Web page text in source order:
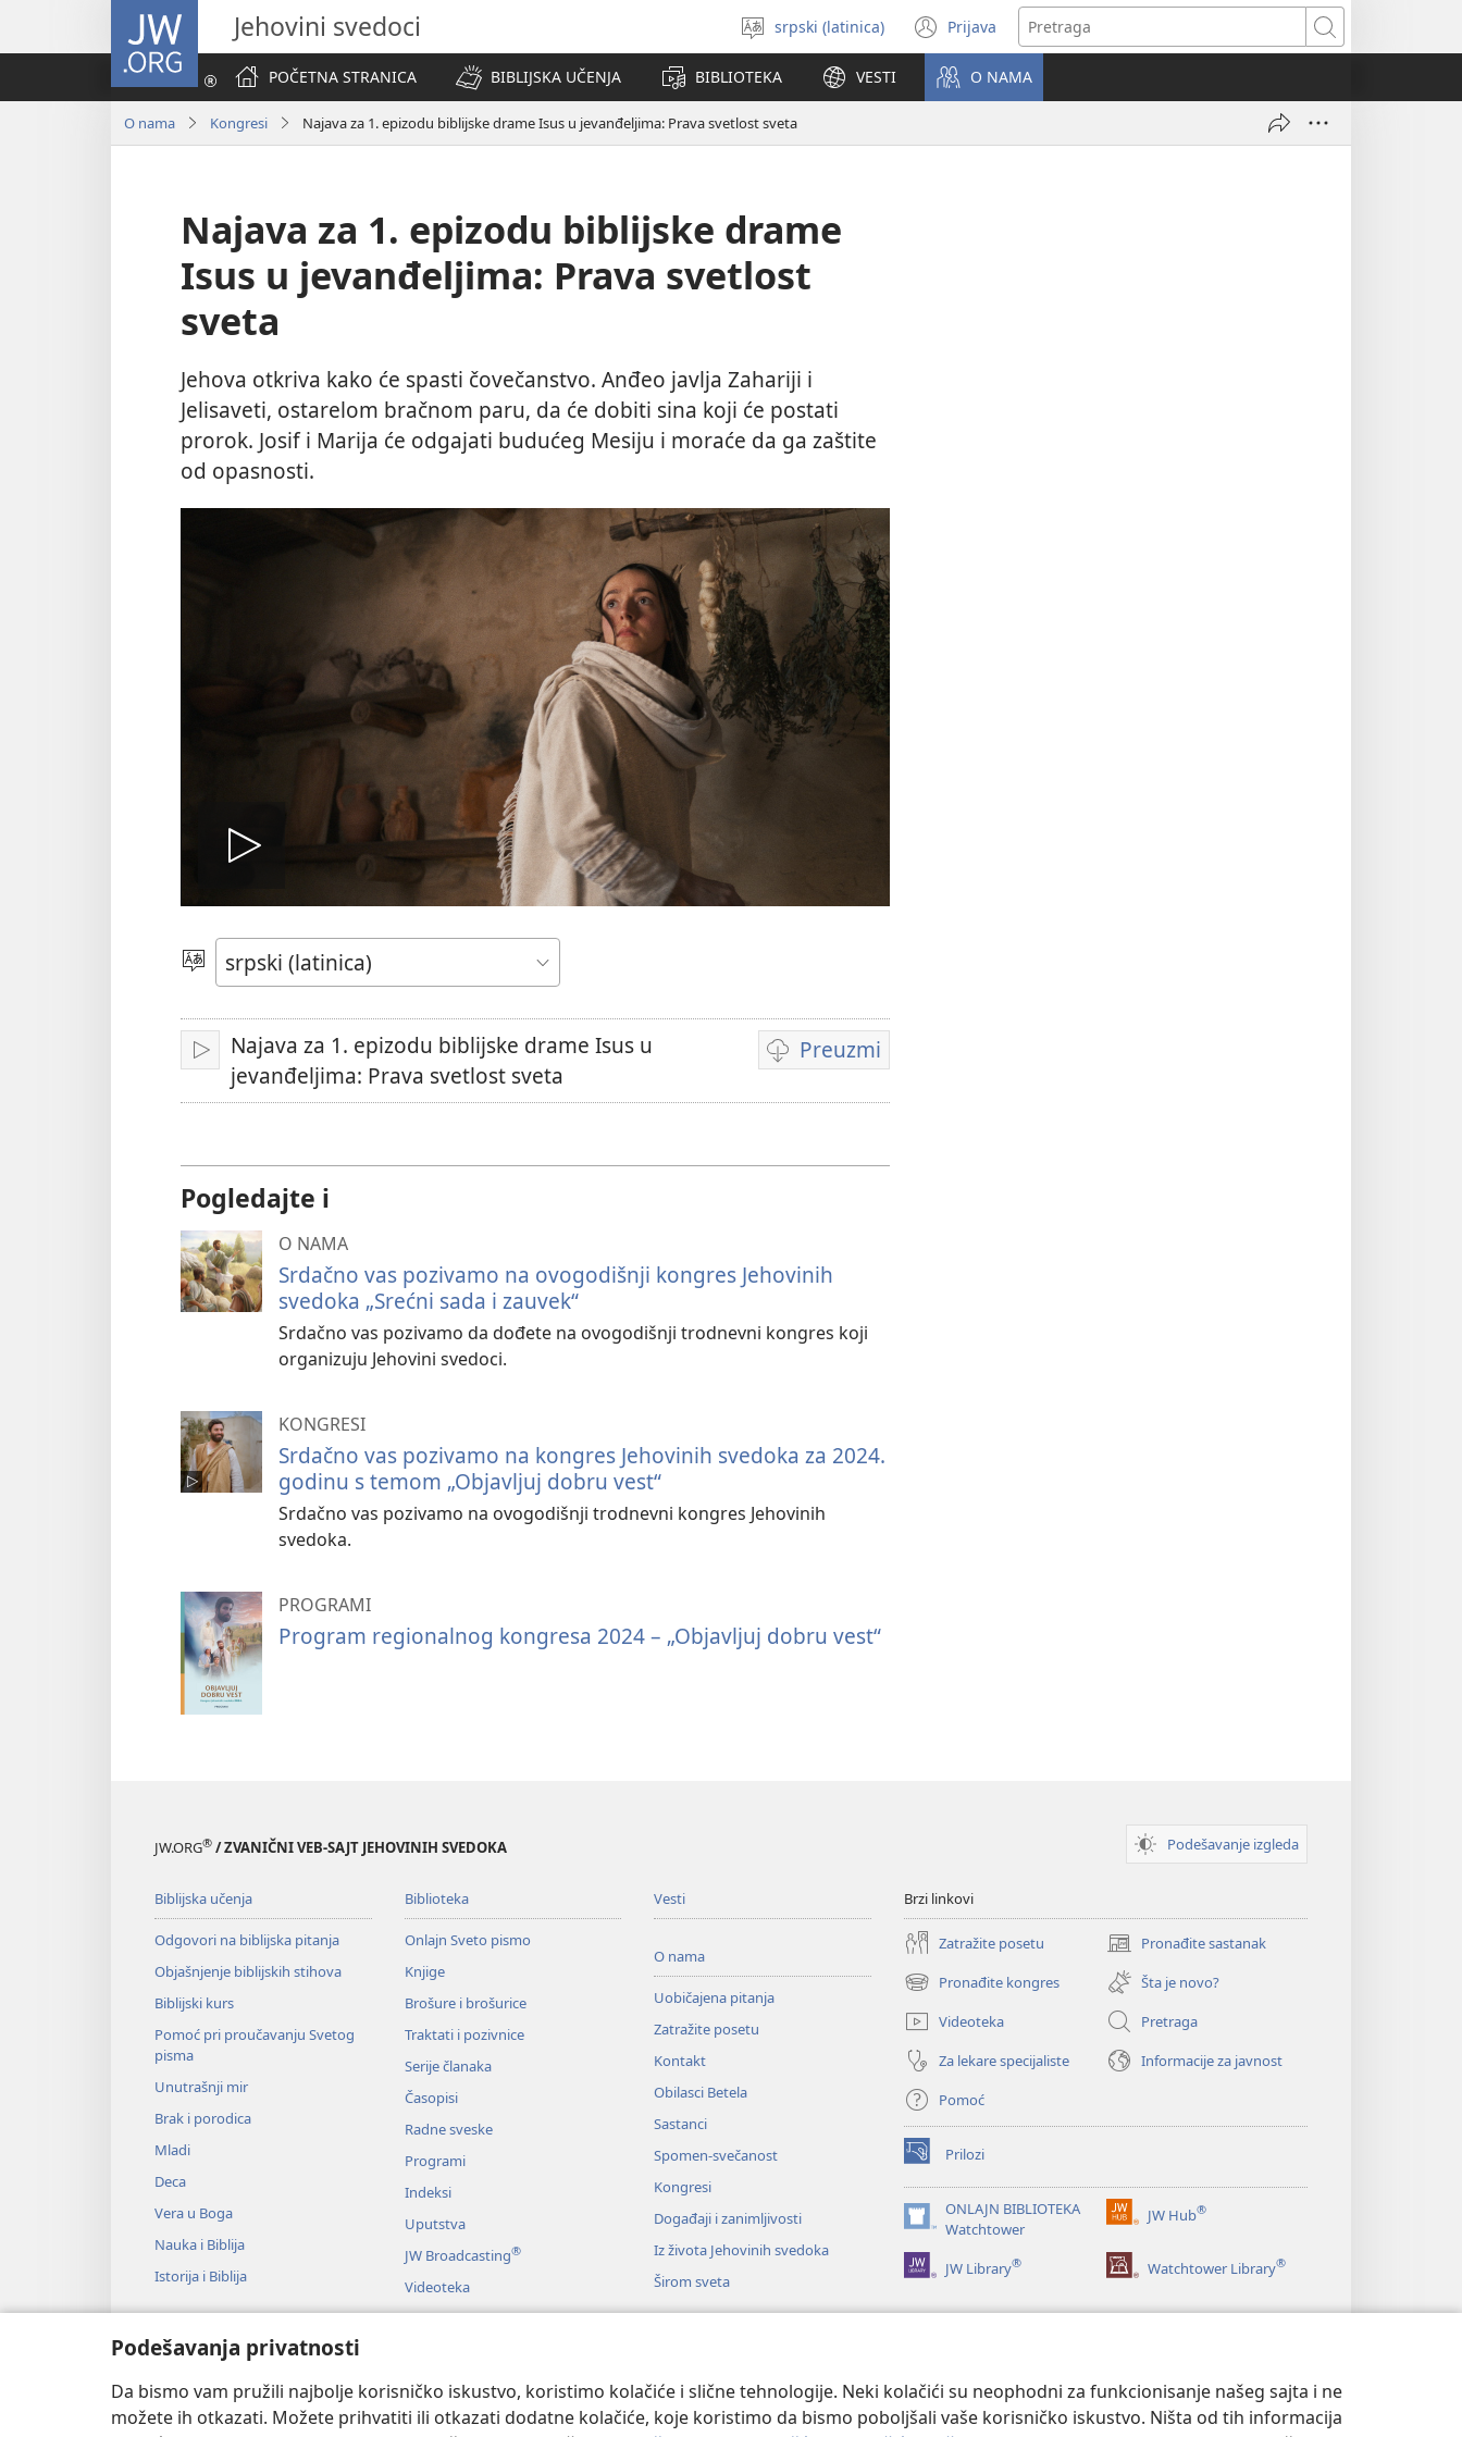
Podešavanja privatnosti
Da bismo vam pružili najbolje korisničko iskustvo, koristimo kolačiće i slične tehnologije. Neki kolačići su neophodni za funkcionisanje našeg sajta i ne
možete ih otkazati. Možete prihvatiti ili otkazati dodatne kolačiće, koje koristimo da bismo poboljšali vaše korisničko iskustvo. Ništa od tih informacija
JW.ORG Jehovini svedoci
Izaberi
jezik
srpski (latinica) Prijava
(otvara
novi
prozor)
Pretraga
POČETNA STRANICA
BIBLIJSKA UČENJA BIBLIOTEKA VESTI O NAMA
O nama Kongresi Najava za 1. epizodu biblijske drame Isus u jevanđeljima: Prava svetlost sveta
Najava za 1. epizodu biblijske drame
Isus u jevanđeljima: Prava svetlost
sveta
Jehova otkriva kako će spasti čovečanstvo. Anđeo javlja Zahariji i
Jelisaveti, ostarelom bračnom paru, da će dobiti sina koji će postati
prorok. Josif i Marija će odgajati budućeg Mesiju i moraće da ga zaštite
od opasnosti.
Pokreni
film
Izaberite
jezik
Pokreni
Najava za 1. epizodu biblijske drame Isus u
jevanđeljima: Prava svetlost sveta
Preuzmi
Formati
za
Pogledajte i
O NAMA
Srdačno vas pozivamo na ovogodišnji kongres Jehovinih
svedoka „Srećni sada i zauvek“
Srdačno vas pozivamo da dođete na ovogodišnji trodnevni kongres koji
organizuju Jehovini svedoci.
KONGRESI
Srdačno vas pozivamo na kongres Jehovinih svedoka za 2024.
godinu s temom „Objavljuj dobru vest“
Srdačno vas pozivamo na ovogodišnji trodnevni kongres Jehovinih
svedoka.
PROGRAMI
Program regionalnog kongresa 2024 – „Objavljuj dobru vest“
JW.ORG® / ZVANIČNI VEB-SAJT JEHOVINIH SVEDOKA Podešavanje izgleda
Biblijska učenja
Odgovori na biblijska pitanja
Objašnjenje biblijskih stihova
Biblijski kurs
Pomoć pri proučavanju Svetog
pisma
Unutrašnji mir
Brak i porodica
Mladi
Deca
Vera u Boga
Nauka i Biblija
Istorija i Biblija
Biblioteka
Onlajn Sveto pismo
Knjige
Brošure i brošurice
Traktati i pozivnice
Serije članaka
Časopisi
Radne sveske
Programi
Indeksi
Uputstva
JW Broadcasting®
Videoteka
Muzika
Dramsko čitanje Svetog pisma
Vesti
O nama
Uobičajena pitanja
Zatražite posetu
Kontakt
Obilasci Betela
Sastanci
Spomen-svečanost
Kongresi
Događaji i zanimljivosti
Iz života Jehovinih svedoka
Širom sveta
Brzi linkovi
Zatražite posetu Pronađite sastanak
(otvara
novi
prozor)
Pronađite kongres
(otvara
novi
prozor)
Šta je novo?
Videoteka
Pretraga
Za lekare specijaliste
Informacije za javnost
Pomoć
Prilozi
(otvara
novi
prozor)ONLAJN BIBLIOTEKA
Watchtower
(otvara
novi
prozor)
JW Hub®
(otvara
prozor)
JW Library® Watchtower Library®